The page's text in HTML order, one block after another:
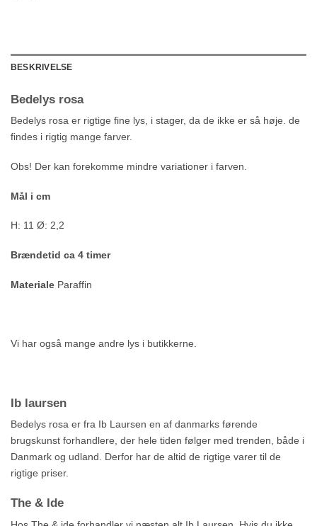
BESKRIVELSE
Bedelys rosa
Bedelys rosa er rigtige fine lys, i stager, da de ikke er så høje. de
findes i rigtig mange farver.
Obs! Der kan forekomme mindre variationer i farven.
Mål i cm
H: 11 Ø: 2,2
Brændetid ca 4 timer
Materiale Paraffin
Vi har også mange andre lys i butikkerne.
Ib laursen
Bedelys rosa er fra Ib Laursen en af danmarks førende
brugskunst forhandlere, der hele tiden følger med trenden, både i
Danmark og udland. Derfor har de altid de rigtige varer til de
rigtige priser.
The & Ide